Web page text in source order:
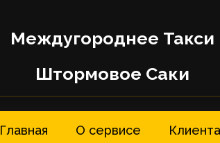
Междугороднее Такси
Штормовое Саки
Главная О сервисе